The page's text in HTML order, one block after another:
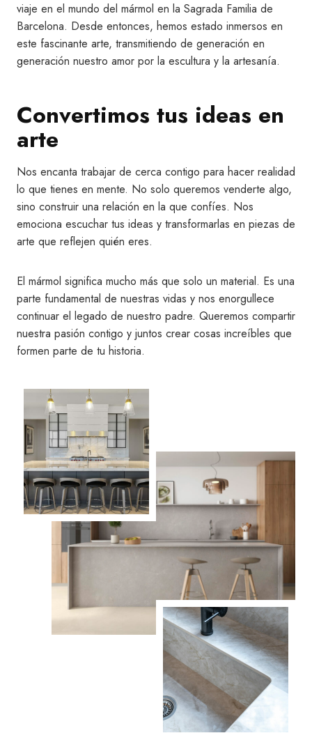
viaje en el mundo del mármol en la Sagrada Familia de
Barcelona. Desde entonces, hemos estado inmersos en
este fascinante arte, transmitiendo de generación en
generación nuestro amor por la escultura y la artesanía.
Convertimos tus ideas en
arte
Nos encanta trabajar de cerca contigo para hacer realidad
lo que tienes en mente. No solo queremos venderte algo,
sino construir una relación en la que confíes. Nos
emociona escuchar tus ideas y transformarlas en piezas de
arte que reflejen quién eres.
El mármol significa mucho más que solo un material. Es una
parte fundamental de nuestras vidas y nos enorgullece
continuar el legado de nuestro padre. Queremos compartir
nuestra pasión contigo y juntos crear cosas increíbles que
formen parte de tu historia.